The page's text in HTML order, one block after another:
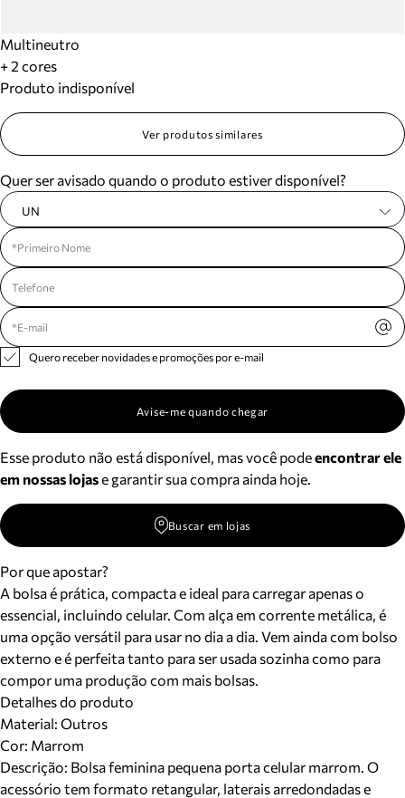
Multineutro
+ 2 cores
Produto indisponível
Ver produtos similares
Quer ser avisado quando o produto estiver disponível?
UN
Quero receber novidades e promoções por e-mail
Avise-me quando chegar
Esse produto não está disponível, mas você podeencontrar ele
em nossas lojase garantir sua compra ainda hoje.
Buscar em lojas
Por que apostar?
A bolsa é prática, compacta e ideal para carregar apenas o
essencial, incluindo celular. Com alça em corrente metálica, é
uma opção versátil para usar no dia a dia. Vem ainda com bolso
externo e é perfeita tanto para ser usada sozinha como para
compor uma produção com mais bolsas.
Detalhes do produto
Material: Outros
Cor: Marrom
Descrição: Bolsa feminina pequena porta celular marrom. O
acessório tem formato retangular, laterais arredondadas e